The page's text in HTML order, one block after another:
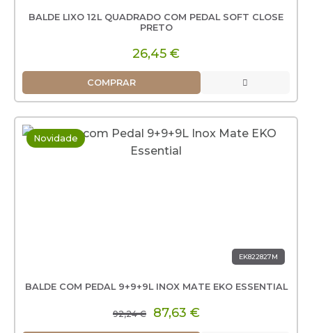
BALDE LIXO 12L QUADRADO COM PEDAL SOFT CLOSE
PRETO
26,45 €
COMPRAR
Novidade
EK822827M
BALDE COM PEDAL 9+9+9L INOX MATE EKO ESSENTIAL
92,24 € 87,63 €